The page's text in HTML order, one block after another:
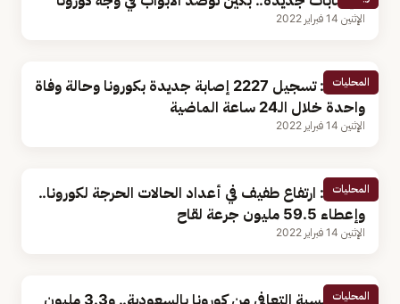
الإثنين 14 فبراير 2022
المحليات
الصحة: تسجيل 2227 إصابة جديدة بكورونا وحالة وفاة
واحدة خلال الـ24 ساعة الماضية
الإثنين 14 فبراير 2022
المحليات
الصحة: ارتفاع طفيف في أعداد الحالات الحرجة لكورونا..
وإعطاء 59.5 مليون جرعة لقاح
الإثنين 14 فبراير 2022
المحليات
95 % نسبة التعافي من كورونا بالسعودية.. و3.3 مليون